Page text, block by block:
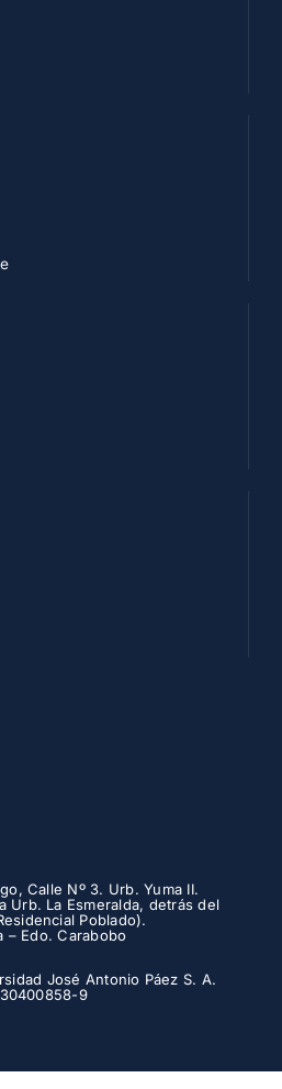
Calle Nº 3. Urb. Yuma II.
Urb. La Esmeralda, detrás del
Poblado).
– Edo. Carabobo
José Antonio Páez S. A.
9